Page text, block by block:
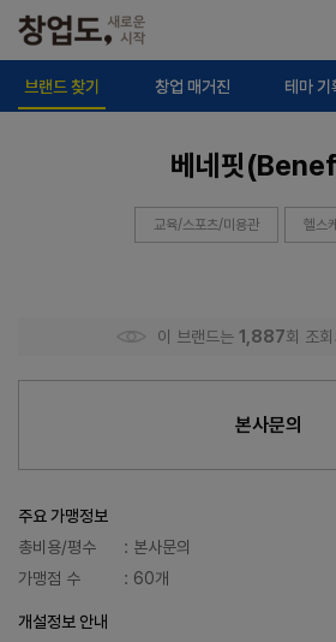
브랜드 찾기 창업 매거진 테마 기
베네핏
교육/스포츠/미용관 헬스
이 브랜드는 1,887회 조
본사문의
주요 가맹정보
총비용/평수
: 본사문의
가맹점 수
: 60개
개설정보 안내